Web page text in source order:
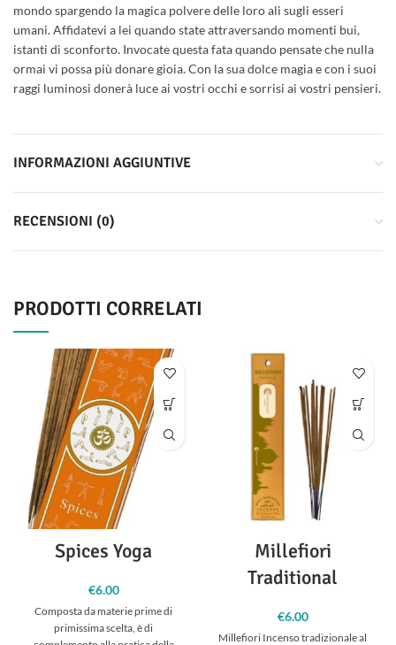
mondo spargendo la magica polvere delle loro ali sugli esseri
umani. Affidatevi a lei quando state attraversando momenti bui,
istanti di sconforto. Invocate questa fata quando pensate che nulla
ormai vi possa più donare gioia. Con la sua dolce magia e con i suoi
raggi luminosi donerà luce ai vostri occhi e sorrisi ai vostri pensieri.
INFORMAZIONI AGGIUNTIVE
RECENSIONI (0)
PRODOTTI CORRELATI
Spices Yoga
€6.00
Composta da materie prime di
primissima scelta, è di
Millefiori
Traditional
€6.00
Millefiori Incenso tradizionale al